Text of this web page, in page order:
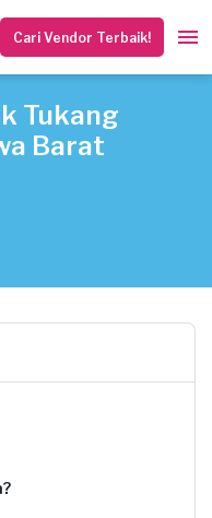
Cari Vendor Terbaik!
Tukang
Barat